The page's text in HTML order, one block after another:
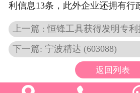
利信息13条，此外企业还拥有行
下一篇: 宁波精达 (603088)
返回列表